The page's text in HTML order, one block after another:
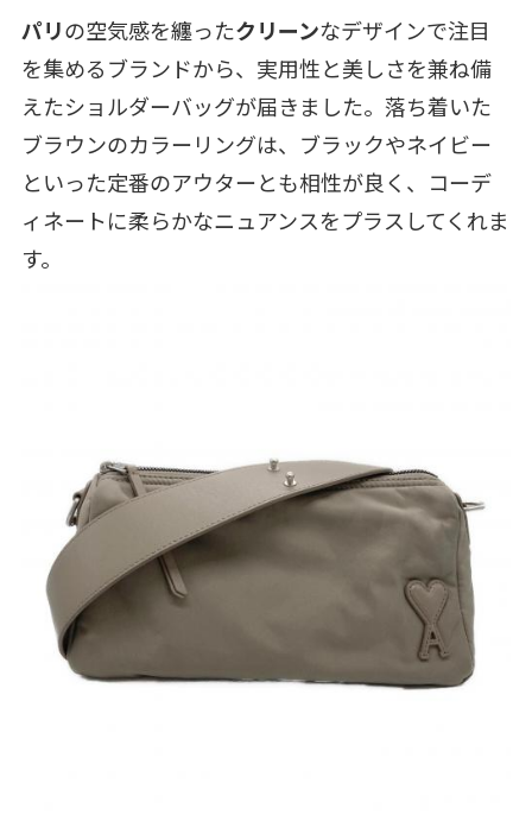
パリの空気感を纏ったクリーンなデザインで注目
を集めるブランドから、実用性と美しさを兼ね備
えたショルダーバッグが届きました。落ち着いた
ブラウンのカラーリングは、ブラックやネイビー
といった定番のアウターとも相性が良く、コーデ
ィネートに柔らかなニュアンスをプラスしてくれま
す。